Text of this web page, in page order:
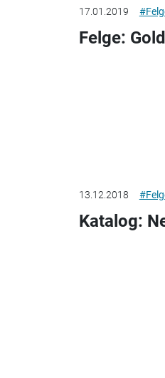
17.01.2019
Felge:
13.12.2018
Katalog: